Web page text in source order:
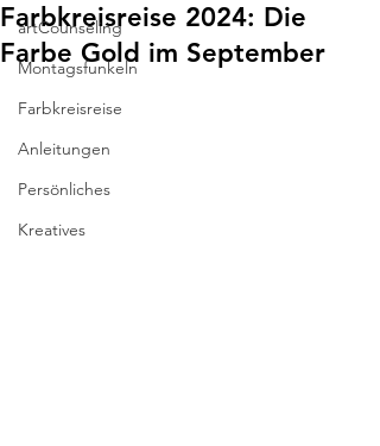
artCounseling
Montagsfunkeln
Farbkreisreise
Anleitungen
Persönliches
Kreatives
Farbkreisreise 2024: Die
Farbe Gold im September